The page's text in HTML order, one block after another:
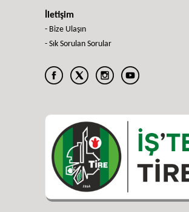
İletişim
- Bize Ulaşın
- Sık Sorulan Sorular